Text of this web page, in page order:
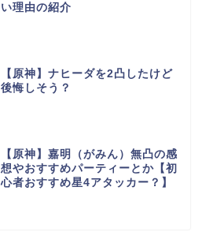
い理由の紹介
【原神】ナヒーダを2凸したけど
後悔しそう？
【原神】嘉明（がみん）無凸の感
想やおすすめパーティーとか【初
心者おすすめ星4アタッカー？】